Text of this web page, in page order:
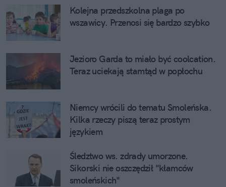
Kolejna przedszkolna plaga po
wszawicy. Przenosi się bardzo szybko
Jezioro Garda to miało być coolcation.
Teraz uciekają stamtąd w popłochu
Niemcy wrócili do tematu Smoleńska.
Kilka rzeczy piszą teraz prostym
językiem
Śledztwo ws. zdrady umorzone.
Sikorski nie oszczędził "kłamców
smoleńskich"